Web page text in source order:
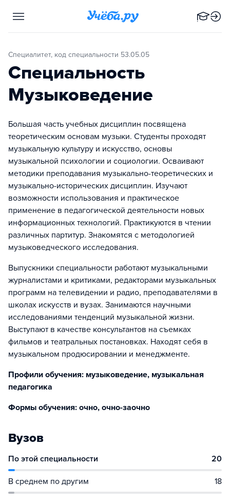
Специалитет, код специальности 53.05.05
Специальность
Музыковедение
Большая часть учебных дисциплин посвящена
теоретическим основам музыки. Студенты проходят
музыкальную культуру и искусство, основы
музыкальной психологии и социологии. Осваивают
методики преподавания музыкально-теоретических и
музыкально-исторических дисциплин. Изучают
возможности использования и практическое
применение в педагогической деятельности новых
информационных технологий. Практикуются в чтении
различных партитур. Знакомятся с методологией
музыковедческого исследования.
Выпускники специальности работают музыкальными
журналистами и критиками, редакторами музыкальных
программ на телевидении и радио, преподавателями в
школах искусств и вузах. Занимаются научными
исследованиями тенденций музыкальной жизни.
Выступают в качестве консультантов на съемках
фильмов и театральных постановках. Находят себя в
музыкальном продюсировании и менеджменте.
Профили обучения: музыковедение, музыкальная
педагогика
Формы обучения: очно, очно-заочно
Вузов
По этой специальности 20
В среднем по другим 18